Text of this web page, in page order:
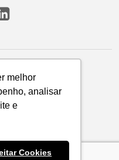
melhor
analisar
e
Cookies